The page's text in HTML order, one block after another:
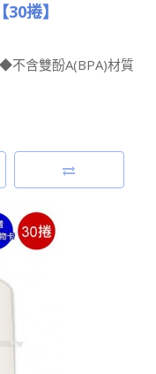
捲】
含雙酚A(BPA)材質